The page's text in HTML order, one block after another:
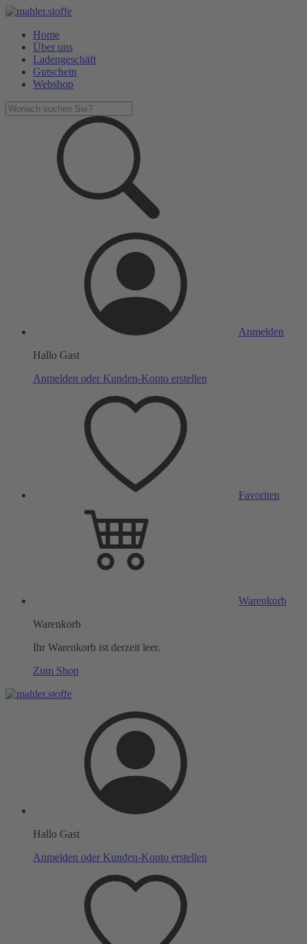
Home
Über uns
Ladengeschäft
Gutschein
Webshop
Anmelden
Hallo Gast
Anmelden oder Kunden-Konto erstellen
Favoriten
Warenkorb
Warenkorb
Ihr Warenkorb ist derzeit leer.
Zum Shop
Hallo Gast
Anmelden oder Kunden-Konto erstellen